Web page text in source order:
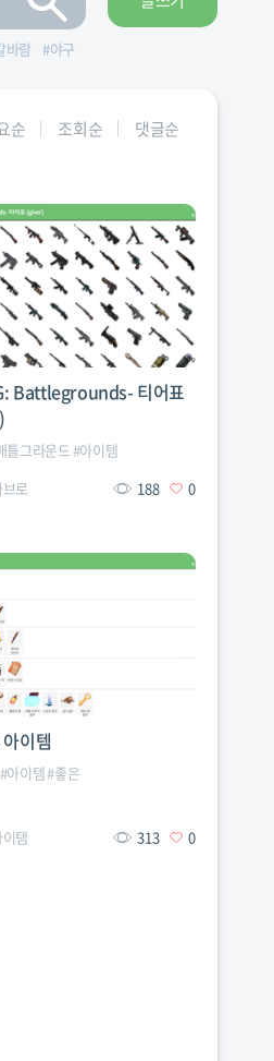
바람 #야구
순 조회순 댓글순
Battlegrounds- 티어표
틀그라운드#아이템
로
188 0
이템
#아이템#좋은
탬 313 0